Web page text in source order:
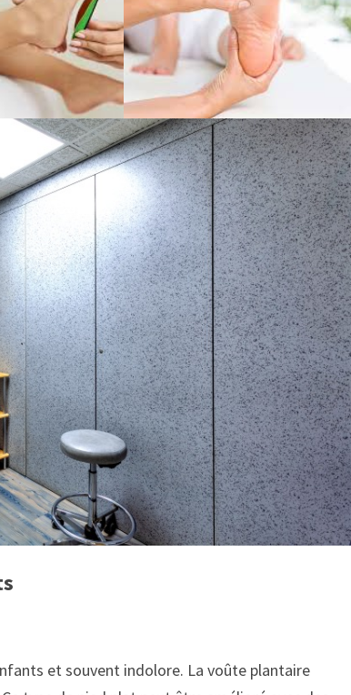
et souvent indolore. La voûte plantaire